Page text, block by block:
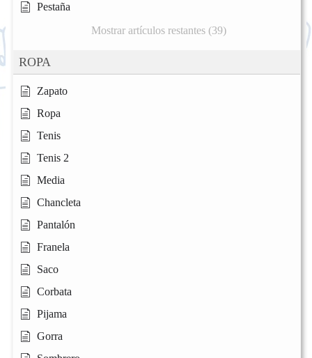
Pestaña
Mostrar artículos restantes (39)
ROPA
Zapato
Ropa
Tenis
Tenis 2
Media
Chancleta
Pantalón
Franela
Saco
Corbata
Pijama
Gorra